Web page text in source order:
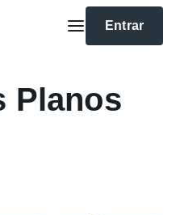
Entrar
Planos